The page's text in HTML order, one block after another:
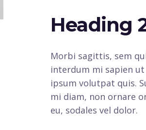
Heading
Morbi sagittis, sem
interdum mi sapien
ipsum volutpat quis.
mi diam, non ornare
eu, sodales vel dolor.